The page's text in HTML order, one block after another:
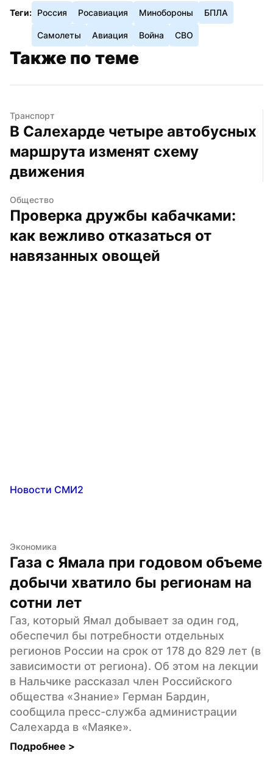
Теги: Россия Росавиация Минобороны БПЛА
Самолеты Авиация Война СВО
Также по теме
Транспорт
В Салехарде четыре автобусных
маршрута изменят схему
движения
Общество
Проверка дружбы кабачками:
как вежливо отказаться от
навязанных овощей
Новости СМИ2
Экономика
Газа с Ямала при годовом объеме
добычи хватило бы регионам на
сотни лет
Газ, который Ямал добывает за один год,
обеспечил бы потребности отдельных
регионов России на срок от 178 до 829 лет (в
зависимости от региона). Об этом на лекции
в Нальчике рассказал член Российского
общества «Знание» Герман Бардин,
сообщила пресс-служба администрации
Салехарда в «Маяке».
Подробнее >